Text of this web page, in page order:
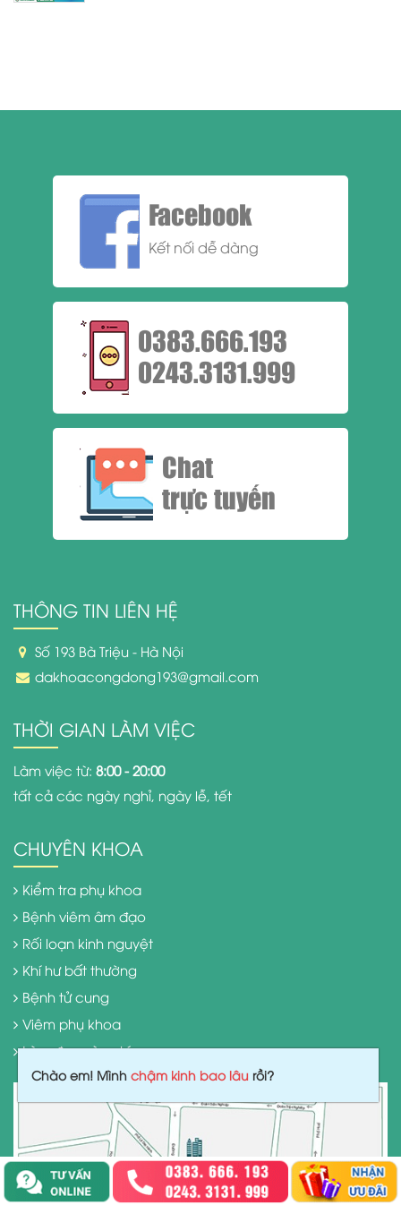
Facebook
Kết nối dễ dàng
0383.666.193
0243.3131.999
Chat
trực tuyến
THÔNG TIN LIÊN HỆ
Số 193 Bà Triệu - Hà Nội
dakhoacongdong193@gmail.com
THỜI GIAN LÀM VIỆC
Làm việc từ: 8:00 - 20:00
tất cả các ngày nghỉ, ngày lễ, tết
CHUYÊN KHOA
Kiểm tra phụ khoa
Bệnh viêm âm đạo
Rối loạn kinh nguyệt
Khí hư bất thường
Bệnh tử cung
Viêm phụ khoa
Làm đẹp vùng kín
Chào em! Mình chậm kinh bao lâurồi?